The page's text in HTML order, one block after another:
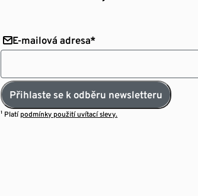
E-mailová adresa*
Přihlaste se k odběru newsletteru
¹ Platí podmínky použití uvítací slevy.